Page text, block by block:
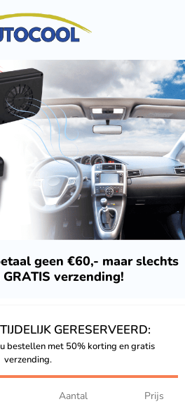
geen €60,- maar slechts
verzending!
GERESERVEERD:
bestellen met 50% korting en gratis
verzending.
Aantal Prijs